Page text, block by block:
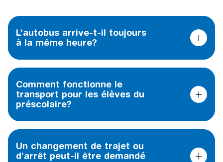
L’autobus arrive-t-il toujours
à la même heure?
Comment fonctionne le
transport pour les élèves du
préscolaire?
Un changement de trajet ou
d’arrêt peut-il être demandé